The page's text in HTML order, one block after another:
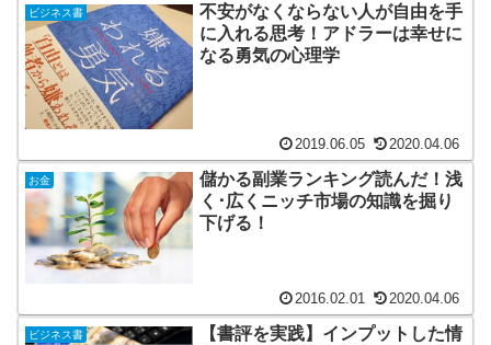
ビジネス書
不安がなくならない人が自由を手
に入れる思考！アドラーは幸せに
なる勇気の心理学
2019.06.05 2020.04.06
お金
儲かる副業ランキング読んだ！浅
く･広くニッチ市場の知識を掘り
下げる！
2016.02.01 2020.04.06
ビジネス書
【書評を実践】インプットした情